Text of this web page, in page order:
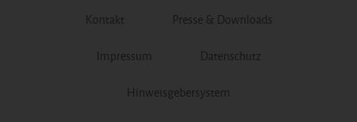
Kontakt Presse & Downloads
Impressum Datenschutz
Hinweisgebersystem